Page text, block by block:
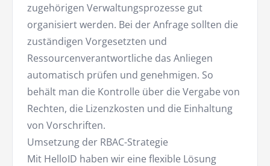
zugehörigen Verwaltungsprozesse gut
organisiert werden. Bei der Anfrage sollten die
zuständigen Vorgesetzten und
Ressourcenverantwortliche das Anliegen
automatisch prüfen und genehmigen. So
behält man die Kontrolle über die Vergabe von
Rechten, die Lizenzkosten und die Einhaltung
von Vorschriften.
Umsetzung der RBAC-Strategie
Mit HelloID haben wir eine flexible Lösung